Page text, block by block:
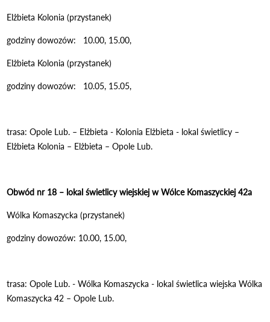
Elżbieta Kolonia (przystanek)
godziny dowozów: 10.00, 15.00,
Elżbieta Kolonia (przystanek)
godziny dowozów: 10.05, 15.05,
trasa: Opole Lub. – Elżbieta - Kolonia Elżbieta - lokal świetlicy –
Elżbieta Kolonia – Elżbieta – Opole Lub.
Obwód nr 18 – lokal świetlicy wiejskiej w Wólce Komaszyckiej 42a
Wólka Komaszycka (przystanek)
godziny dowozów: 10.00, 15.00,
trasa: Opole Lub. - Wólka Komaszycka - lokal świetlica wiejska Wólka
Komaszycka 42 – Opole Lub.